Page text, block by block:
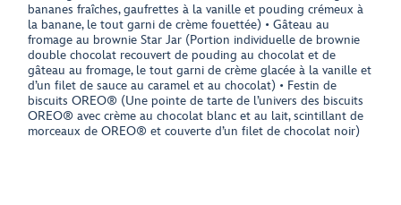
bananes fraîches, gaufrettes à la vanille et pouding crémeux à
la banane, le tout garni de crème fouettée) • Gâteau au
fromage au brownie Star Jar (Portion individuelle de brownie
double chocolat recouvert de pouding au chocolat et de
gâteau au fromage, le tout garni de crème glacée à la vanille et
d’un filet de sauce au caramel et au chocolat) • Festin de
biscuits OREO® (Une pointe de tarte de l’univers des biscuits
OREO® avec crème au chocolat blanc et au lait, scintillant de
morceaux de OREO® et couverte d’un filet de chocolat noir)